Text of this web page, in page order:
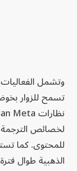
تسمح للزوار
لخصائص الترجمة
الذهبية طوال